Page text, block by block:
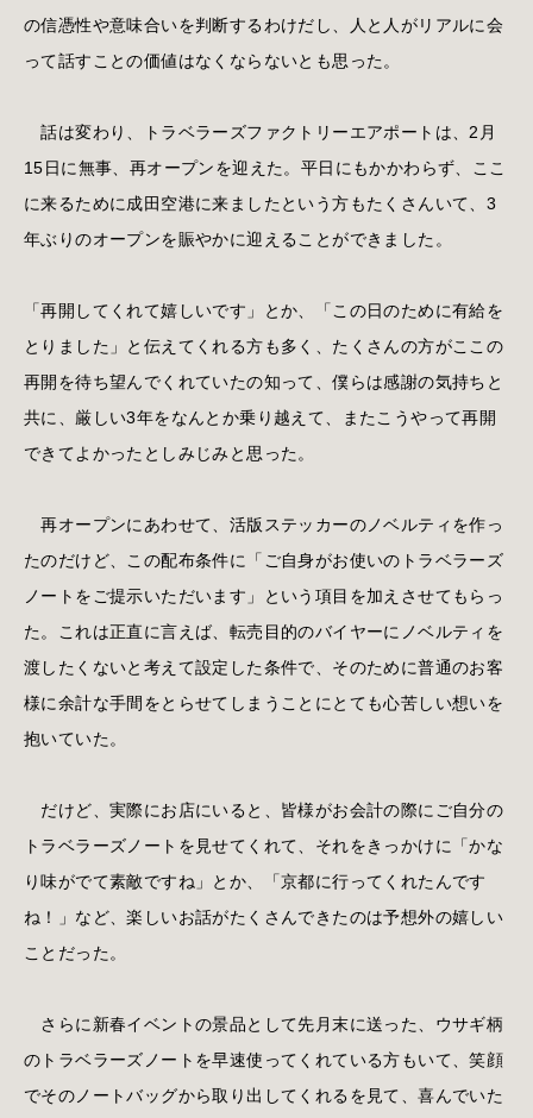
の信憑性や意味合いを判断するわけだし、人と人がリアルに会
って話すことの価値はなくならないとも思った。
話は変わり、トラベラーズファクトリーエアポートは、2月
15日に無事、再オープンを迎えた。平日にもかかわらず、ここ
に来るために成田空港に来ましたという方もたくさんいて、3
年ぶりのオープンを賑やかに迎えることができました。
「再開してくれて嬉しいです」とか、「この日のために有給を
とりました」と伝えてくれる方も多く、たくさんの方がここの
再開を待ち望んでくれていたの知って、僕らは感謝の気持ちと
共に、厳しい3年をなんとか乗り越えて、またこうやって再開
できてよかったとしみじみと思った。
再オープンにあわせて、活版ステッカーのノベルティを作っ
たのだけど、この配布条件に「ご自身がお使いのトラベラーズ
ノートをご提示いただいます」という項目を加えさせてもらっ
た。これは正直に言えば、転売目的のバイヤーにノベルティを
渡したくないと考えて設定した条件で、そのために普通のお客
様に余計な手間をとらせてしまうことにとても心苦しい想いを
抱いていた。
だけど、実際にお店にいると、皆様がお会計の際にご自分の
トラベラーズノートを見せてくれて、それをきっかけに「かな
り味がでて素敵ですね」とか、「京都に行ってくれたんです
ね！」など、楽しいお話がたくさんできたのは予想外の嬉しい
ことだった。
さらに新春イベントの景品として先月末に送った、ウサギ柄
のトラベラーズノートを早速使ってくれている方もいて、笑顔
でそのノートバッグから取り出してくれるを見て、喜んでいた